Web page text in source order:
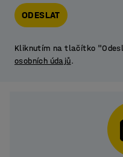
ODESLAT
Kliknutím na tlačítko
osobních údajů.